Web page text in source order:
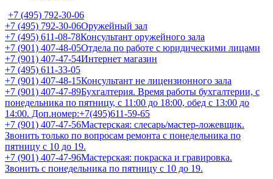
+7 (495) 792-30-06
+7 (495) 792-30-06Оружейный зал
+7 (495) 611-08-78Консультант оружейного зала
+7 (901) 407-48-05Отдела по работе с юридическими лицами
+7 (901) 407-47-54Интернет магазин
+7 (495) 611-33-05
+7 (901) 407-48-15Консультант не лицензионного зала
+7 (901) 407-47-89Бухгалтерия. Время работы бухгалтерии, с
понедельника по пятницу, с 11:00 до 18:00, обед с 13:00 до
14:00. Доп.номер:+7(495)611-59-65
+7 (901) 407-47-56Мастерская: слесарь/мастер-ложевщик.
Звонить только по вопросам ремонта с понедельника по
пятницу с 10 до 19.
+7 (901) 407-47-96Мастерская: покраска и гравировка.
Звонить с понедельника по пятницу с 10 до 19.